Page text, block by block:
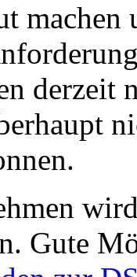
derzeit
Gute